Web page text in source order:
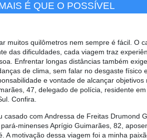
É QUE O POSSÍVEL
muitos quilômetros nem sempre é fácil. O
das dificuldades, cada viagem traz
Enfrentar longas distâncias também
de clima, sem falar no desgaste físico
e vontade de alcançar
47, delegado de polícia, residente
Confira.
casado com Andressa de Freitas Drumond
minenses Aprígio Guimarães, 82,
A motivação dessa viagem foi a minha